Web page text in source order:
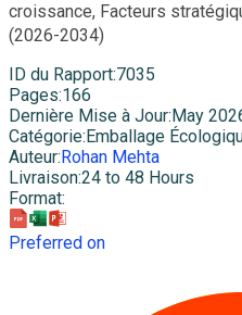
croissance, Facteurs
(2026-2034)
ID du Rapport:7035
Pages:166
Dernière Mise à Jour: May
Catégorie: Emballage
Auteur: Rohan Mehta
Livraison:24 to 48 Hours
Format:
Preferred on